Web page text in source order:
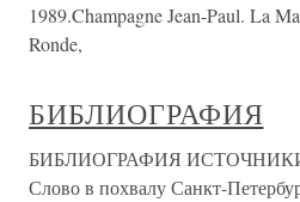
1989.Champagne Jean-Paul. La
Ronde,
БИБЛИОГРАФИЯ
БИБЛИОГРАФИЯ
Слово в похвалу Санкт-